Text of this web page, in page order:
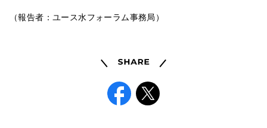
（報告者：ユース水フォーラム事務局）
Share